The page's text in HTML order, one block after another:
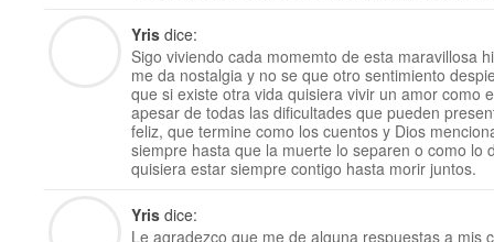
Yris dice:
Sigo viviendo cada momemto de esta maravillosa
me da nostalgia y no se que otro sentimiento
que si existe otra vida quisiera vivir un amor como
apesar de todas las dificultades que pueden
feliz, que termine como los cuentos y Dios
siempre hasta que la muerte lo separen o como lo
quisiera estar siempre contigo hasta morir juntos.
Yris dice:
Le agradezco que me de alguna respuestas a mis